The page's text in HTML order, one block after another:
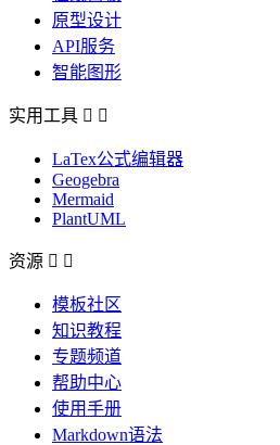
原型设计
API服务
智能图形
实用工具  
LaTex公式编辑器
Geogebra
Mermaid
PlantUML
资源  
模板社区
知识教程
专题频道
帮助中心
使用手册
Markdown语法